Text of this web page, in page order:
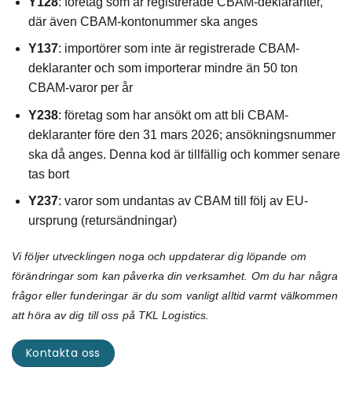
där även CBAM-kontonummer ska anges
Y137: importörer som inte är registrerade CBAM-
deklaranter och som importerar mindre än 50 ton
CBAM-varor per år
Y238: företag som har ansökt om att bli CBAM-
deklaranter före den 31 mars 2026; ansökningsnummer
ska då anges. Denna kod är tillfällig och kommer senare
tas bort
Y237: varor som undantas av CBAM till följ av EU-
ursprung (retursändningar)
Vi följer utvecklingen noga och uppdaterar dig löpande om
förändringar som kan påverka din verksamhet. Om du har några
frågor eller funderingar är du som vanligt alltid varmt välkommen
att höra av dig till oss på TKL Logistics.
Kontakta oss